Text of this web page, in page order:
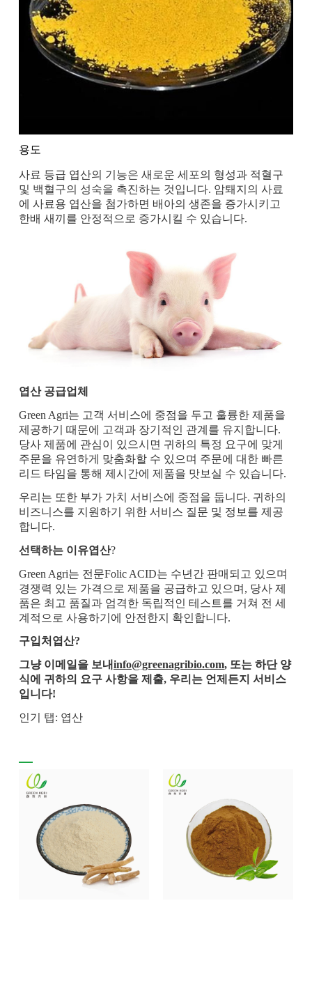
용도
사료 등급 엽산의 기능은 새로운 세포의 형성과 적혈구
및 백혈구의 성숙을 촉진하는 것입니다. 암퇘지의 사료
에 사료용 엽산을 첨가하면 배아의 생존을 증가시키고
한배 새끼를 안정적으로 증가시킬 수 있습니다.
엽산 공급업체
Green Agri는 고객 서비스에 중점을 두고 훌륭한 제품을
제공하기 때문에 고객과 장기적인 관계를 유지합니다.
당사 제품에 관심이 있으시면 귀하의 특정 요구에 맞게
주문을 유연하게 맞춤화할 수 있으며 주문에 대한 빠른
리드 타임을 통해 제시간에 제품을 맛보실 수 있습니다.
우리는 또한 부가 가치 서비스에 중점을 둡니다. 귀하의
비즈니스를 지원하기 위한 서비스 질문 및 정보를 제공
합니다.
선택하는 이유엽산?
Green Agri는 전문Folic ACID는 수년간 판매되고 있으며
경쟁력 있는 가격으로 제품을 공급하고 있으며, 당사 제
품은 최고 품질과 엄격한 독립적인 테스트를 거쳐 전 세
계적으로 사용하기에 안전한지 확인합니다.
구입처 엽산?
그냥 이메일을 보내info@greenagribio.com, 또는 하단 양
식에 귀하의 요구 사항을 제출, 우리는 언제든지 서비스
입니다!
인기 탭: 엽산